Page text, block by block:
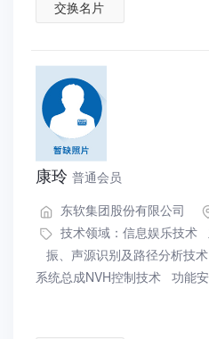
交换名片
康玲 普通会员
东软集团股份有限公司
技术领域： 信息娱乐技术
振、声源识别及路径分析技术
系统总成NVH控制技术 功能